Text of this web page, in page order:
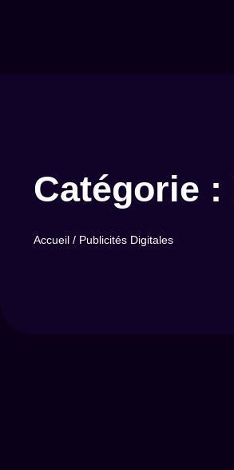
Catégorie :
Accueil / Publicités Digitales